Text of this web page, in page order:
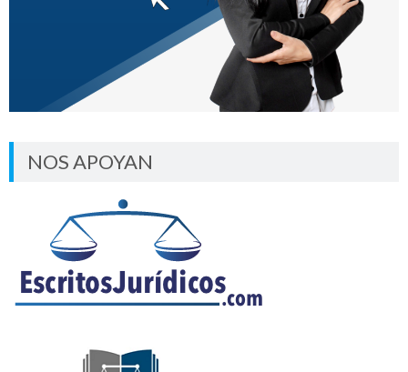
NOS APOYAN